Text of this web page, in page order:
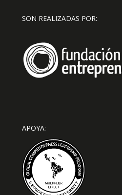
SON REALIZADAS POR:
APOYA: